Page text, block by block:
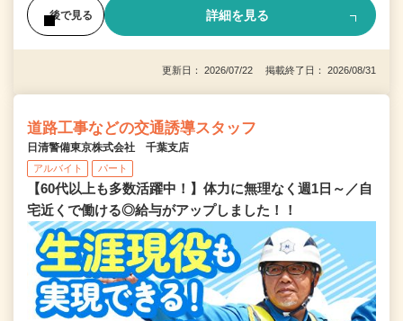
後で見る 詳細を見る
更新日： 2026/07/22 掲載終了日： 2026/08/31
道路工事などの交通誘導スタッフ
日清警備東京株式会社 千葉支店
アルバイト パート
【60代以上も多数活躍中！】体力に無理なく週1日～／自
宅近くで働ける◎給与がアップしました！！